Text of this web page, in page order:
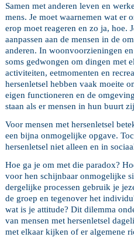
Samen met anderen leven en
mens. Je moet waarnemen wat er
erop moet reageren en zo ja, hoe.
aanpassen aan de mensen in de
anderen. In woonvoorzieningen
soms gedwongen om dingen met
activiteiten, eetmomenten en
hersenletsel hebben vaak moeite
eigen functioneren en de
staan als er mensen in hun buurt
Voor mensen met hersenletsel
een bijna onmogelijke opgave.
hersenletsel niet alleen en in
Hoe ga je om met die paradox?
voor hen schijnbaar onmogelijke
dergelijke processen gebruik je
de groep en tegenover het
wat is je attitude? Dit dilemma
van mensen met hersenletsel
met elkaar kijken of er algemene